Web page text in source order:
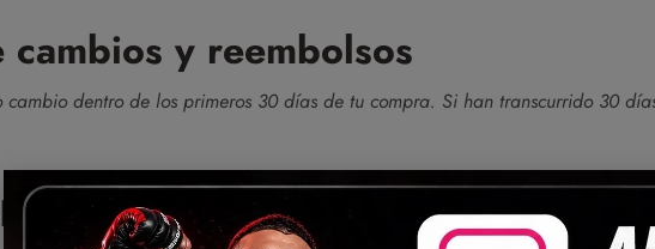
cambios y reembolsos
cambio dentro de los primeros 30 días de tu compra. Si han transcurrido 30
y cambios